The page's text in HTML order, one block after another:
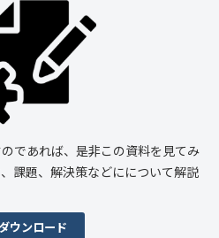
であれば、是非この資料を見てみ
課題、解決策などにについて解説
ウンロード